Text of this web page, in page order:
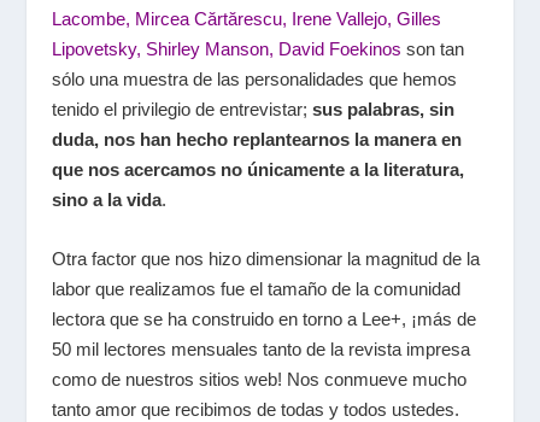
Lacombe, Mircea Cărtărescu, Irene Vallejo, Gilles
Lipovetsky, Shirley Manson, David Foekinos son tan
sólo una muestra de las personalidades que hemos
tenido el privilegio de entrevistar; sus palabras, sin
duda, nos han hecho replantearnos la manera en
que nos acercamos no únicamente a la literatura,
sino a la vida.
Otra factor que nos hizo dimensionar la magnitud de la
labor que realizamos fue el tamaño de la comunidad
lectora que se ha construido en torno a Lee+, ¡más de
50 mil lectores mensuales tanto de la revista impresa
como de nuestros sitios web! Nos conmueve mucho
tanto amor que recibimos de todas y todos ustedes.